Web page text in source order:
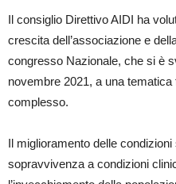
Il consiglio Direttivo AIDI ha
crescita dell’associazione e
congresso Nazionale, che si è
novembre 2021, a una
complesso.
Il miglioramento delle
sopravvivenza a condizioni